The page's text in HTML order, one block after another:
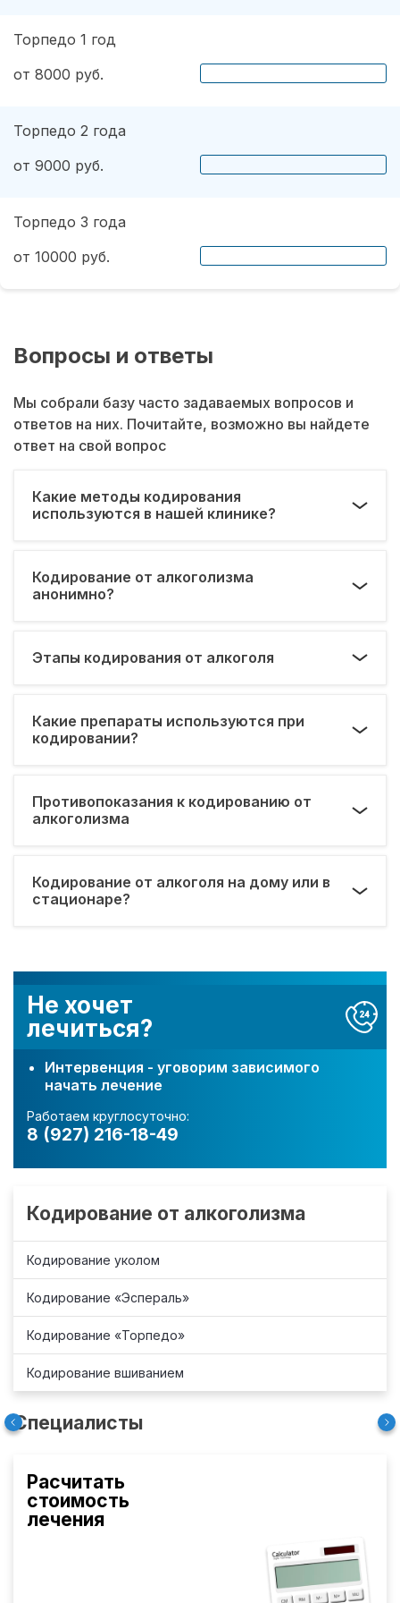
Не хочет
лечиться?
Интервенция - уговорим зависимого
начать лечение
Работаем круглосуточно:
8 (927) 216-18-49
Кодирование от алкоголизма
Кодирование уколом
Кодирование «Эспераль»
Кодирование «Торпедо»
Кодирование вшиванием
Специалисты
Расчитать
стоимость
лечения
Торпедо 1 год
от 8000 руб.
Торпедо 2 года
от 9000 руб.
Торпедо 3 года
от 10000 руб.
Вопросы и ответы
Мы собрали базу часто задаваемых вопросов и
ответов на них. Почитайте, возможно вы найдете
ответ на свой вопрос
Какие методы кодирования
используются в нашей клинике?
Кодирование от алкоголизма
анонимно?
Этапы кодирования от алкоголя
Какие препараты используются при
кодировании?
Противопоказания к кодированию от
алкоголизма
Кодирование от алкоголя на дому или в
стационаре?